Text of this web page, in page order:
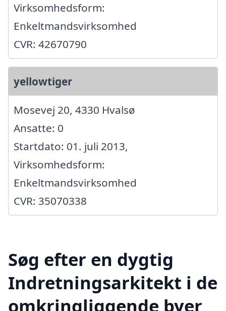
Virksomhedsform:
Enkeltmandsvirksomhed
CVR: 42670790
yellowtiger
Mosevej 20, 4330 Hvalsø
Ansatte: 0
Startdato: 01. juli 2013,
Virksomhedsform:
Enkeltmandsvirksomhed
CVR: 35070338
Søg efter en dygtig
Indretningsarkitekt i de
omkringliggende byer